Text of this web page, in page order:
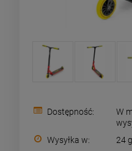
Dostępność:
W
Wysyłka w:
24